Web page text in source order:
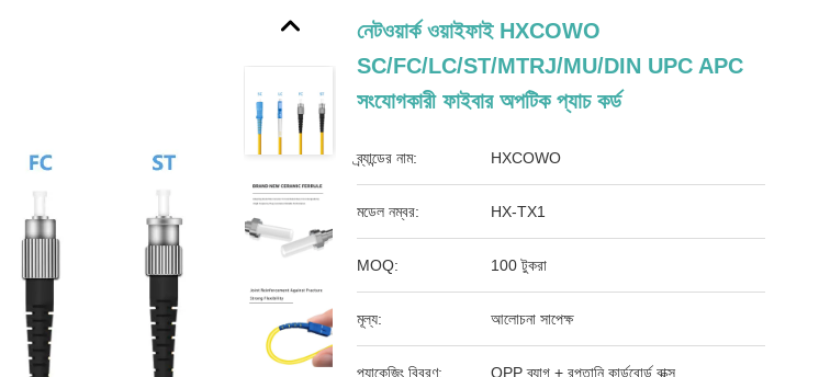
নেটওয়ার্ক ওয়াইফাই HXCOWO
SC/FC/LC/ST/MTRJ/MU/DIN UPC APC
সংযোগকারী ফাইবার অপটিক প্যাচ কর্ড
ব্র্যান্ডের নাম: HXCOWO
মডেল নম্বর: HX-TX1
MOQ: 100 টুকরা
মূল্য: আলোচনা সাপেক্ষ
প্যাকেজিং বিবরণ: OPP ব্যাগ + রপ্তানি কার্ডবোর্ড বাক্স